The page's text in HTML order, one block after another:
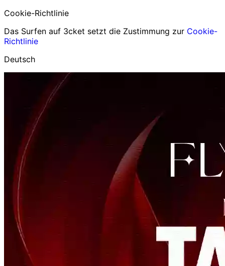
Cookie-Richtlinie
Das Surfen auf 3cket setzt die Zustimmung zur Cookie-
Richtlinie
Deutsch